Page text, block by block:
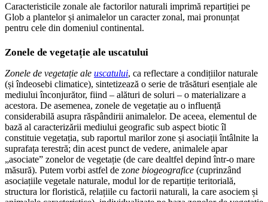
Caracteristicile zonale ale factorilor naturali imprimă repartiției pe
Glob a plantelor și animalelor un caracter zonal, mai pronunțat
pentru cele din domeniul continental.
Zonele de vegetație ale uscatului
Zonele de vegetație ale uscatului, ca reflectare a condițiilor naturale
(și îndeosebi climatice), sintetizează o serie de trăsături esențiale ale
mediului înconjurător, fiind – alături de soluri – o materializare a
acestora. De asemenea, zonele de vegetație au o influență
considerabilă asupra răspândirii animalelor. De aceea, elementul de
bază al caracterizării mediului geografic sub aspect biotic îl
constituie vegetația, sub raportul marilor zone și asociații întâlnite la
suprafața terestră; din acest punct de vedere, animalele apar
„asociate” zonelor de vegetație (de care dealtfel depind într-o mare
măsură). Putem vorbi astfel de zone biogeografice (cuprinzând
asociațiile vegetale naturale, modul lor de repartiție teritorială,
structura lor floristică, relațiile cu factorii naturali, la care asociem și